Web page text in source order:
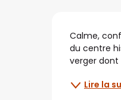
Calme,
du centre
verger dont
Lire la